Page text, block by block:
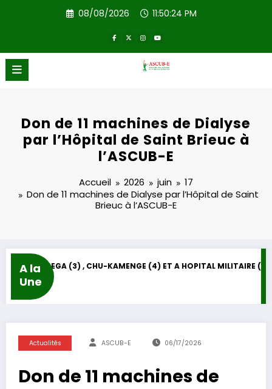
08/08/2026 11:50:24 PM
Don de 11 machines de Dialyse
par l’Hôpital de Saint Brieuc à
l’ASCUB-E
Accueil 2026 juin
17
Don de 11 machines de Dialyse par l’Hôpital de Saint
Brieuc à l’ASCUB-E
A la
Une
DON DE L’ASCUB-E DES MACHINES DE DIALYSE A : HOPITAL REGIONAL DE GITEGA (3) , CHU-KAMENGE (4) ET A HOPITAL MILITAIRE (4).
Actualités ASCUB-E 06/17/2026
Don de 11 machines de